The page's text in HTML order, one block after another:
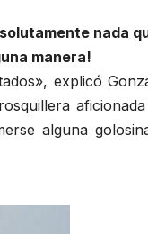
nada
manera!
explicó
alguna